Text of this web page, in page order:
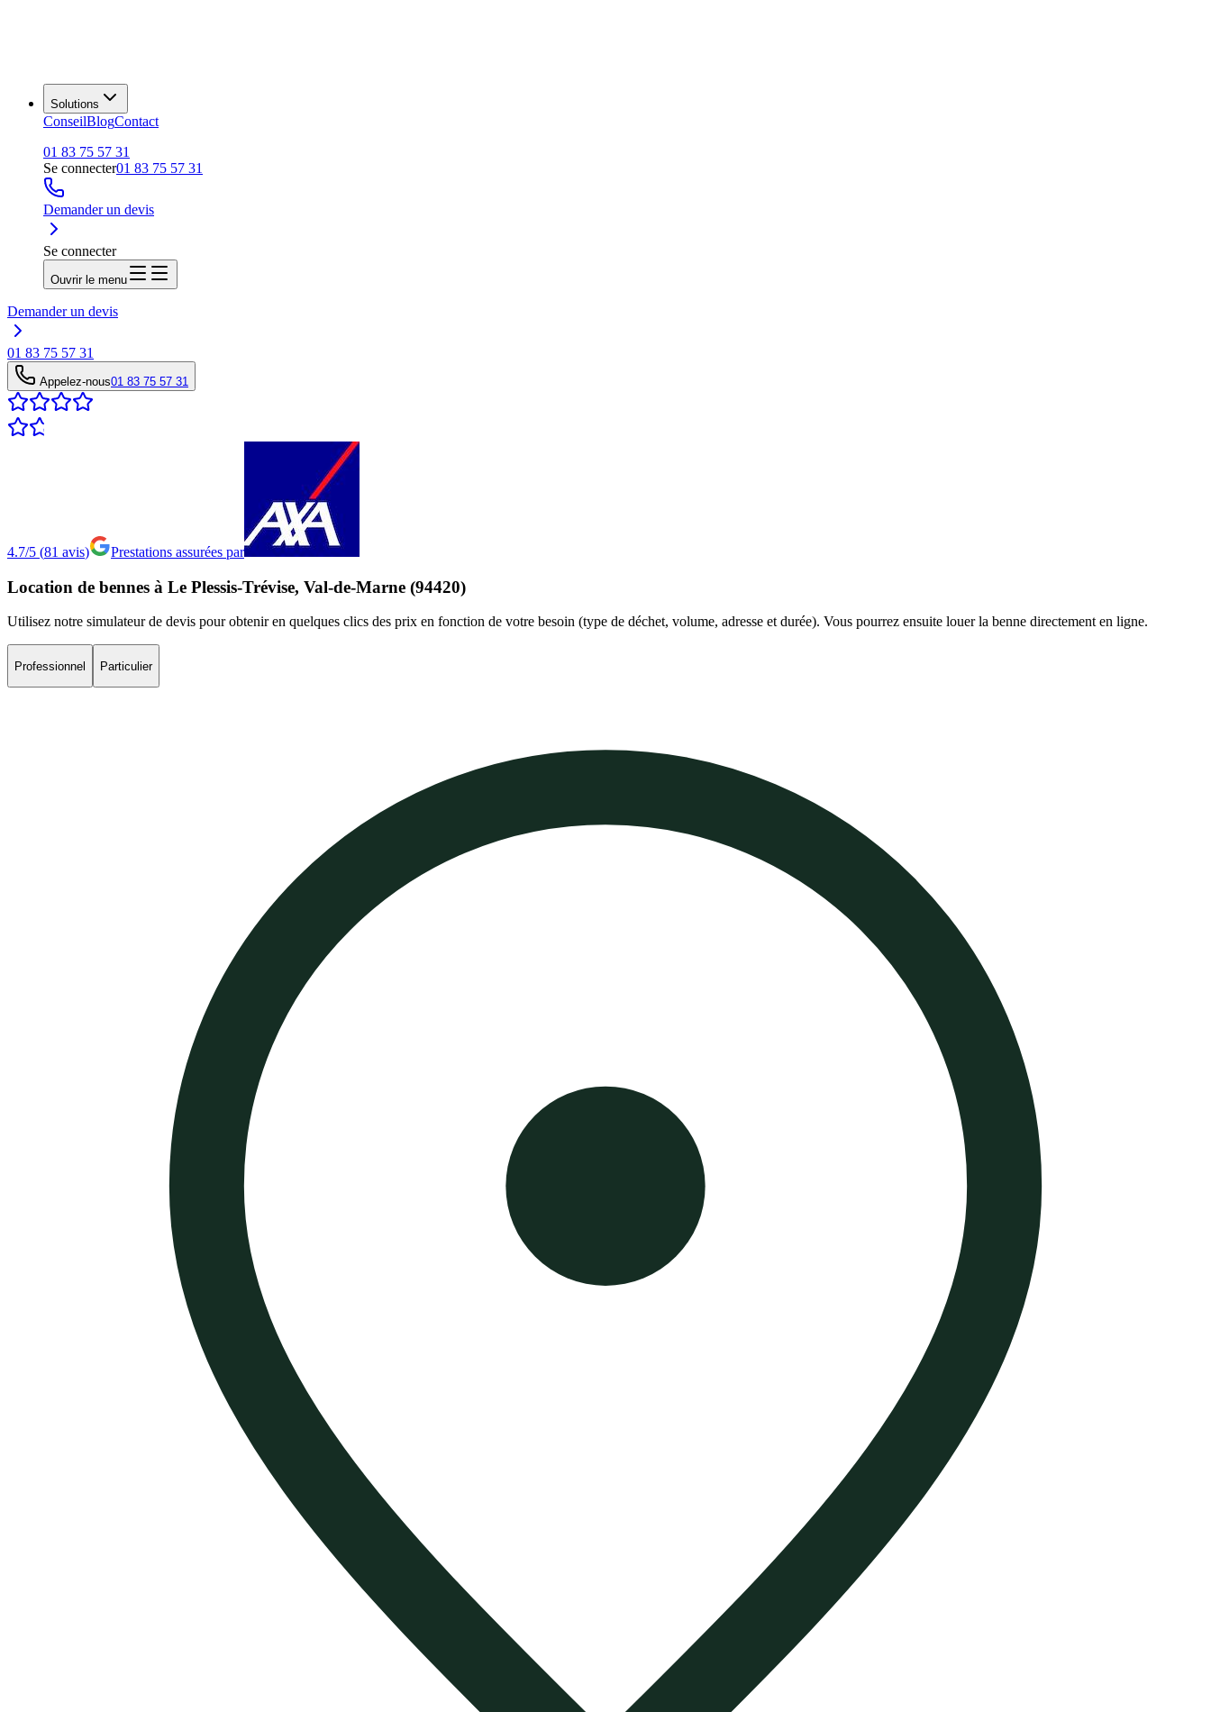
Solutions
ConseilBlogContact
01 83 75 57 31
Se connecter01 83 75 57 31
Demander un devis
Se connecter
Ouvrir le menu
Demander un devis
01 83 75 57 31
Appelez-nous01 83 75 57 31
4.7/5 (81 avis) Prestations assurées par
Location de bennes à Le Plessis-Trévise, Val-de-Marne (94420)
Utilisez notre simulateur de devis pour obtenir en quelques clics des prix en fonction de votre besoin (type de déchet, volume, adresse et durée). Vous pourrez ensuite louer la benne directement en ligne.
Professionnel Particulier